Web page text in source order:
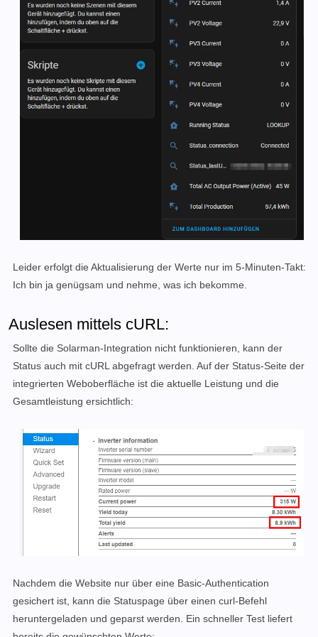
Leider erfolgt die Aktualisierung der Werte nur im 5-Minuten-Takt:
Ich bin ja genügsam und nehme, was ich bekomme.
Auslesen mittels cURL:
Sollte die Solarman-Integration nicht funktionieren, kann der
Status auch mit cURL abgefragt werden. Auf der Status-Seite der
integrierten Weboberfläche ist die aktuelle Leistung und die
Gesamtleistung ersichtlich:
Nachdem die Website nur über eine Basic-Authentication
gesichert ist, kann die Statuspage über einen curl-Befehl
heruntergeladen und geparst werden. Ein schneller Test liefert